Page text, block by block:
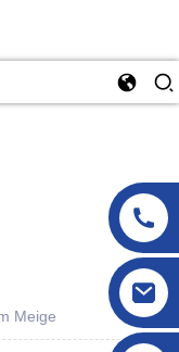
Meige